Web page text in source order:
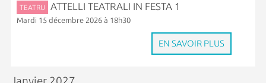
TEATRU ATTELLI TEATRALI IN FESTA 1
Mardi 15 décembre 2026 à 18h30
EN SAVOIR PLUS